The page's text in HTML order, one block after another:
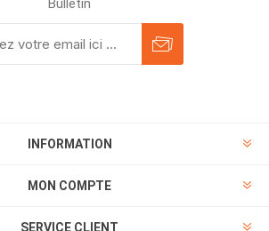
Bulletin
INFORMATION
MON COMPTE
SERVICE CLIENT